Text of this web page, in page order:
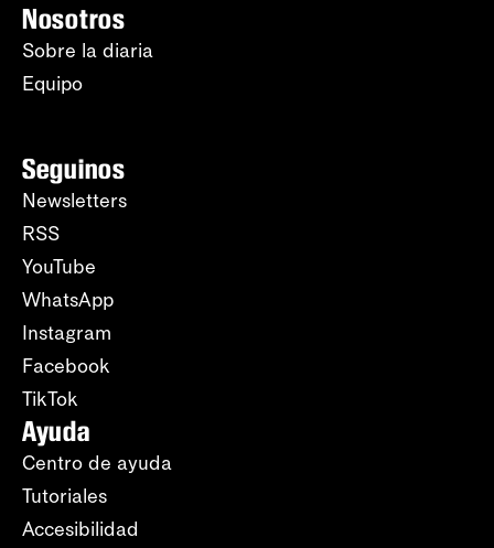
Nosotros
Sobre la diaria
Equipo
Seguinos
Newsletters
RSS
YouTube
WhatsApp
Instagram
Facebook
TikTok
Ayuda
Centro de ayuda
Tutoriales
Accesibilidad